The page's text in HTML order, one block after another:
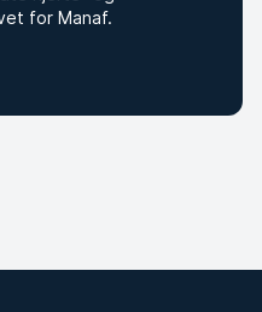
for Manaf.